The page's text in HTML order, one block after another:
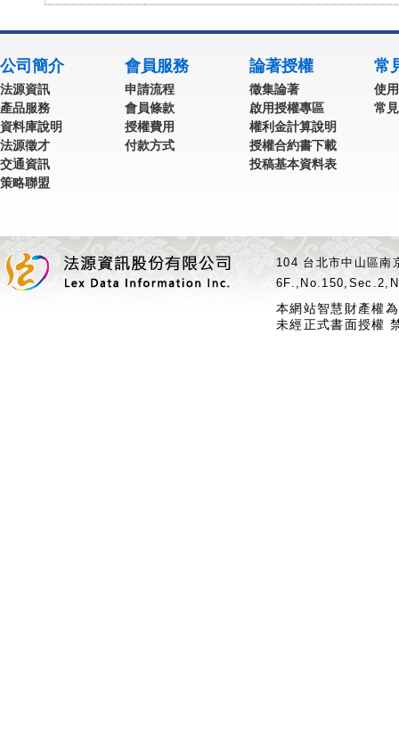
公司簡介
法源資訊
產品服務
資料庫說明
法源徵才
交通資訊
策略聯盟
會員服務
申請流程
會員條款
授權費用
付款方式
論著授權
徵集論著
啟用授權專區
權利金計算說明
授權合約書下載
投稿基本資料表
常
使
常
104 台北市中山區
本網站智慧財產權
未經正式書面授權